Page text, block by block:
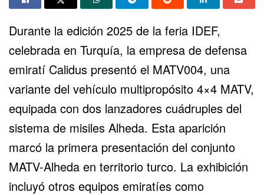
Durante la edición 2025 de la feria IDEF,
celebrada en Turquía, la empresa de defensa
emiratí Calidus presentó el MATV004, una
variante del vehículo multipropósito 4×4 MATV,
equipada con dos lanzadores cuádruples del
sistema de misiles Alheda. Esta aparición
marcó la primera presentación del conjunto
MATV-Alheda en territorio turco. La exhibición
incluyó otros equipos emiratíes como